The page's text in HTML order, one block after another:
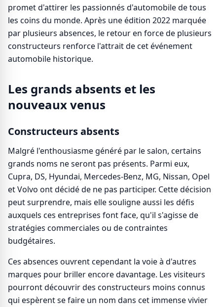
promet d'attirer les passionnés d'automobile de tous
les coins du monde. Après une édition 2022 marquée
par plusieurs absences, le retour en force de plusieurs
constructeurs renforce l'attrait de cet événement
automobile historique.
Les grands absents et les
nouveaux venus
Constructeurs absents
Malgré l'enthousiasme généré par le salon, certains
grands noms ne seront pas présents. Parmi eux,
Cupra, DS, Hyundai, Mercedes-Benz, MG, Nissan, Opel
et Volvo ont décidé de ne pas participer. Cette décision
peut surprendre, mais elle souligne aussi les défis
auxquels ces entreprises font face, qu'il s'agisse de
stratégies commerciales ou de contraintes
budgétaires.
Ces absences ouvrent cependant la voie à d'autres
marques pour briller encore davantage. Les visiteurs
pourront découvrir des constructeurs moins connus
qui espèrent se faire un nom dans cet immense vivier